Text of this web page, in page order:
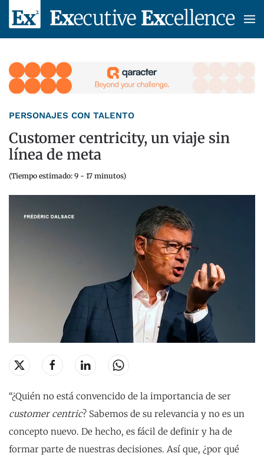
Skip to main content
PERSONAJES CON TALENTO
Customer centricity, un viaje sin
línea de meta
(Tiempo estimado: 9 - 17 minutos)
“¿Quién no está convencido de la importancia de ser
customer centric? Sabemos de su relevancia y no es un
concepto nuevo. De hecho, es fácil de definir y ha de
formar parte de nuestras decisiones. Así que, ¿por qué